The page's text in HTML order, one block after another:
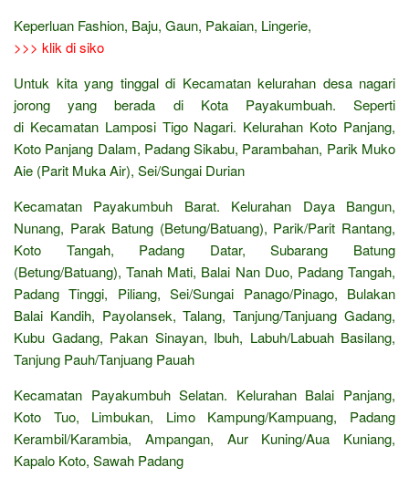
Keperluan Fashion, Baju, Gaun, Pakaian, Lingerie,
>>> klik di siko
Untuk kita yang tinggal di Kecamatan kelurahan desa nagari
jorong yang berada di Kota Payakumbuah. Seperti
di Kecamatan Lamposi Tigo Nagari. Kelurahan Koto Panjang,
Koto Panjang Dalam, Padang Sikabu, Parambahan, Parik Muko
Aie (Parit Muka Air), Sei/Sungai Durian
Kecamatan Payakumbuh Barat. Kelurahan Daya Bangun,
Nunang, Parak Batung (Betung/Batuang), Parik/Parit Rantang,
Koto Tangah, Padang Datar, Subarang Batung
(Betung/Batuang), Tanah Mati, Balai Nan Duo, Padang Tangah,
Padang Tinggi, Piliang, Sei/Sungai Panago/Pinago, Bulakan
Balai Kandih, Payolansek, Talang, Tanjung/Tanjuang Gadang,
Kubu Gadang, Pakan Sinayan, Ibuh, Labuh/Labuah Basilang,
Tanjung Pauh/Tanjuang Pauah
Kecamatan Payakumbuh Selatan. Kelurahan Balai Panjang,
Koto Tuo, Limbukan, Limo Kampung/Kampuang, Padang
Kerambil/Karambia, Ampangan, Aur Kuning/Aua Kuniang,
Kapalo Koto, Sawah Padang